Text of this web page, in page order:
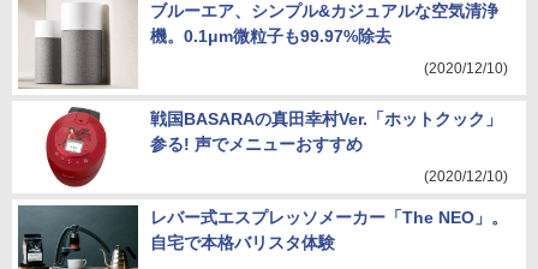
ブルーエア、シンプル&カジュアルな空気清浄
機。0.1μm微粒子も99.97%除去
(2020/12/10)
戦国BASARAの真田幸村Ver.「ホットクック」
参る! 声でメニューおすすめ
(2020/12/10)
レバー式エスプレッソメーカー「The NEO」。
自宅で本格バリスタ体験